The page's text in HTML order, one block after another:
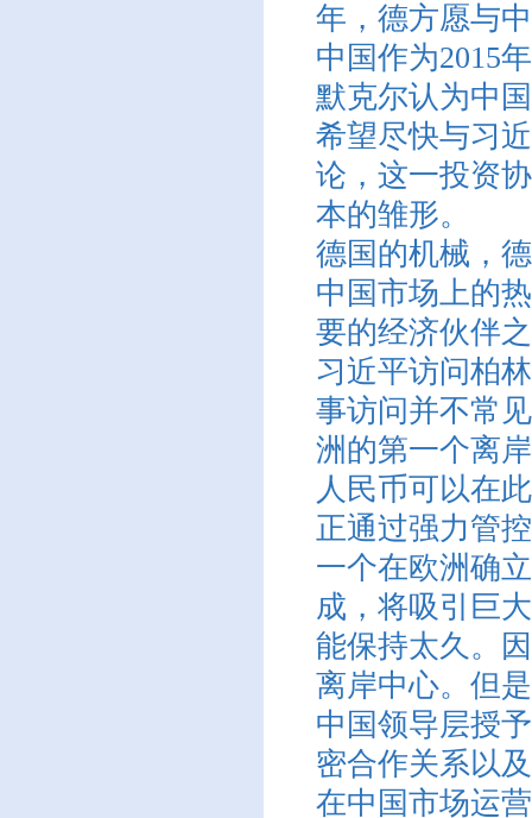
年，德方愿与
中国作为2015
默克尔认为中
希望尽快与习
论，这一投资
本的雏形。
德国的机械，
中国市场上的
要的经济伙伴
习近平访问柏
事访问并不常
洲的第一个离
人民币可以在
正通过强力管
一个在欧洲确
成，将吸引巨
能保持太久。
离岸中心。但
中国领导层授
密合作关系以
在中国市场运